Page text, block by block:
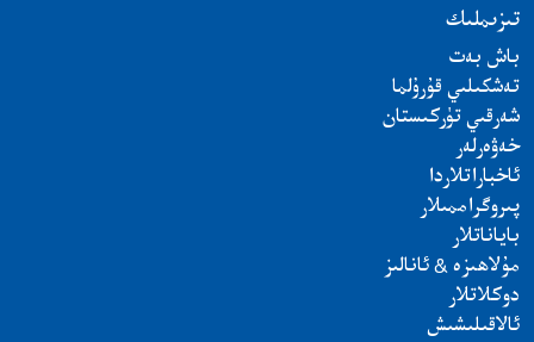
تىزىملىك
باش بەت
تەشكىلىي قۇرۇلما
شەرقىي تۈركىستان
خەۋەرلەر
ئاخباراتلاردا
پىروگراممىلار
باياناتلار
مۇلاھىزە & ئانالىز
دوكلاتلار
ئالاقىلىشىش